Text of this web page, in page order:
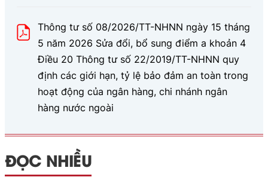
Thông tư số 08/2026/TT-NHNN ngày 15 tháng
5 năm 2026 Sửa đổi, bổ sung điểm a khoản 4
Điều 20 Thông tư số 22/2019/TT-NHNN quy
định các giới hạn, tỷ lệ bảo đảm an toàn trong
hoạt động của ngân hàng, chi nhánh ngân
hàng nước ngoài
ĐỌC NHIỀU